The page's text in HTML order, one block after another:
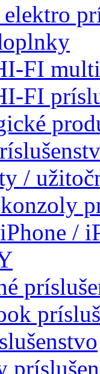
FI
FI
/
/